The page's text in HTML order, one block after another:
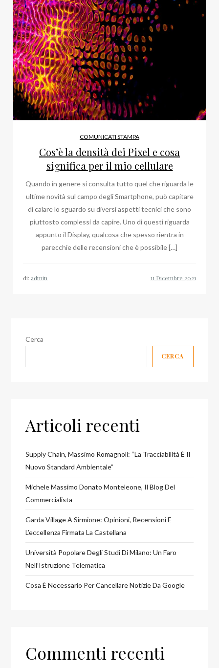
COMUNICATI STAMPA
Cos’è la densità dei Pixel e cosa
significa per il mio cellulare
Quando in genere si consulta tutto quel che riguarda le
ultime novità sul campo degli Smartphone, può capitare
di calare lo sguardo su diversi aspetti tecnici che sono
piuttosto complessi da capire. Uno di questi riguarda
appunto il Display, qualcosa che spesso rientra in
parecchie delle recensioni che è possibile […]
di: admin
Cerca
CERCA
Articoli recenti
Supply Chain, Massimo Romagnoli: “La Tracciabilità È Il
Nuovo Standard Ambientale”
Michele Massimo Donato Monteleone, Il Blog Del
Commercialista
Garda Village A Sirmione: Opinioni, Recensioni E
L’eccellenza Firmata La Castellana
Università Popolare Degli Studi Di Milano: Un Faro
Nell’Istruzione Telematica
Cosa È Necessario Per Cancellare Notizie Da Google
Commenti recenti